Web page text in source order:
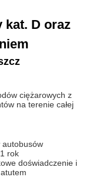
kat. D oraz
ciężarowych z
na terenie całej
autobusów
rok
doświadczenie i